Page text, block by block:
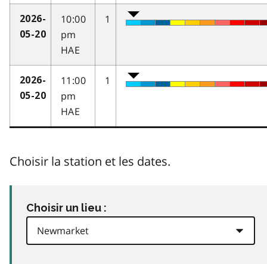
2026-
05-20
10:00
pm
HAE
1
2026-
05-20
11:00
pm
HAE
1
Choisir la station et les dates.
Choisir un lieu :